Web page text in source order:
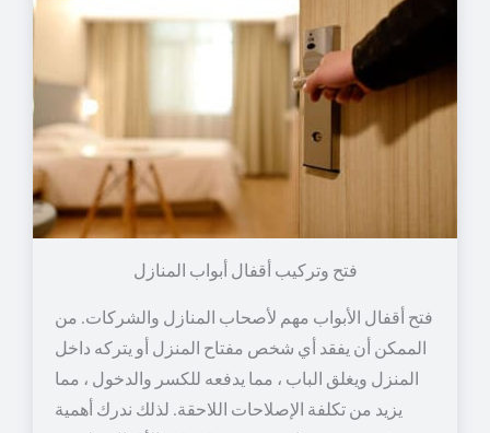
فتح وتركيب أقفال أبواب المنازل
فتح أقفال الأبواب مهم لأصحاب المنازل والشركات. من
الممكن أن يفقد أي شخص مفتاح المنزل أو يتركه داخل
المنزل ويغلق الباب ، مما يدفعه للكسر والدخول ، مما
يزيد من تكلفة الإصلاحات اللاحقة. لذلك ندرك أهمية